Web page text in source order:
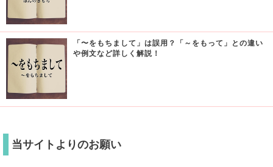
「〜をもちまして」は誤用？「～をもって」との違い
や例文など詳しく解説！
当サイトよりのお願い